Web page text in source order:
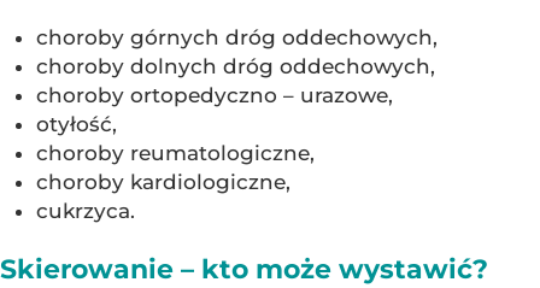
choroby górnych dróg oddechowych,
choroby dolnych dróg oddechowych,
choroby ortopedyczno – urazowe,
otyłość,
choroby reumatologiczne,
choroby kardiologiczne,
cukrzyca.
Skierowanie – kto może wystawić?